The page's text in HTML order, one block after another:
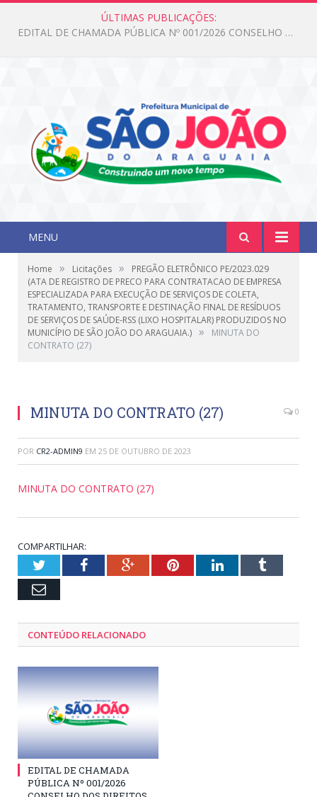
ÚLTIMAS PUBLICAÇÕES:
Edital de Chamada Pública N°001/2026 Conselho CMAS
MENU
Home » Licitações »
PREGÃO ELETRÔNICO PE/2023.029
(ATA DE REGISTRO DE PRECO PARA CONTRATACAO DE EMPRESA
ESPECIALIZADA PARA EXECUÇÃO DE SERVIÇOS DE COLETA,
TRATAMENTO, TRANSPORTE E DESTINAÇÃO FINAL DE RESÍDUOS
DE SERVIÇOS DE SAÚDE-RSS (LIXO HOSPITALAR) PRODUZIDOS NO
MUNICÍPIO DE SÃO JOÃO DO ARAGUAIA.) »
MINUTA DO
CONTRATO (27)
MINUTA DO CONTRATO (27) 0
POR CR2-ADMIN9 EM 25 DE OUTUBRO DE 2023
MINUTA DO CONTRATO (27)
COMPARTILHAR:
TwitterFacebookGoogle+PinterestLinkedInTumblr
Email
CONTEÚDO RELACIONADO
EDITAL DE CHAMADA
PÚBLICA Nº 001/2026